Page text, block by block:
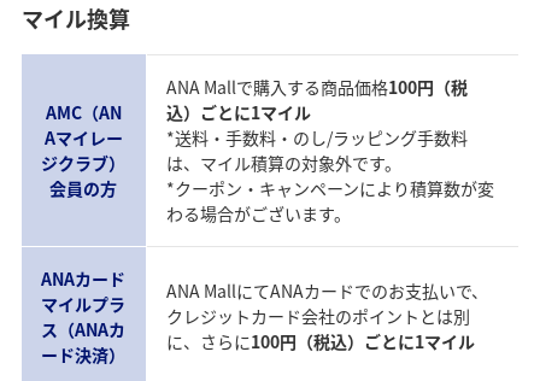
マイル換算
AMC（AN
Aマイレー
ジクラブ）
会員の方
ANA Mallで購入する商品価格100円（税
込）ごとに1マイル
*送料・手数料・のし/ラッピング手数料
は、マイル積算の対象外です。
*クーポン・キャンペーンにより積算数が変
わる場合がございます。
ANAカード
マイルプラ
ス（ANAカ
ード決済）
ANA MallにてANAカードでのお支払いで、
クレジットカード会社のポイントとは別
に、さらに100円（税込）ごとに1マイル